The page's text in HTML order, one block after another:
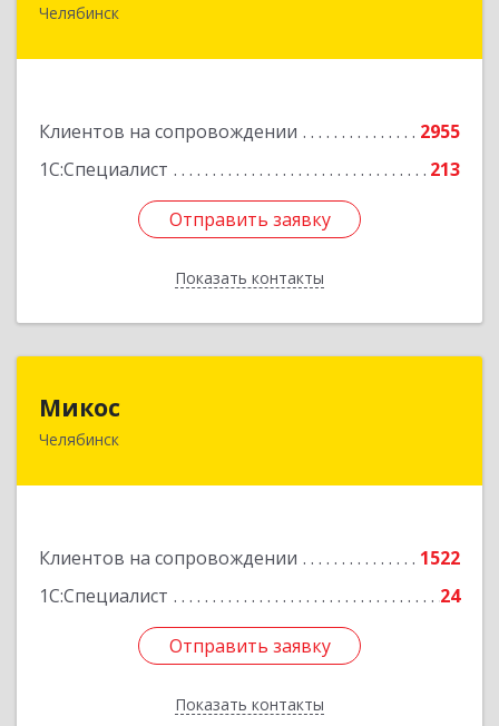
Челябинск
Клиентов на сопровождении
2955
1С:Специалист
213
Отправить заявку
Показать контакты
Отправить заявку
Назад
Микос
Челябинск
Клиентов на сопровождении
1522
1С:Специалист
24
Отправить заявку
Показать контакты
Отправить заявку
Назад